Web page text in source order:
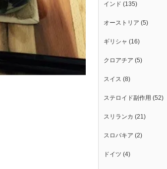
インド (135)
オーストリア (5)
ギリシャ (16)
クロアチア (5)
スイス (8)
ステロイド副作用 (52)
スリランカ (21)
スロバキア (2)
ドイツ (4)